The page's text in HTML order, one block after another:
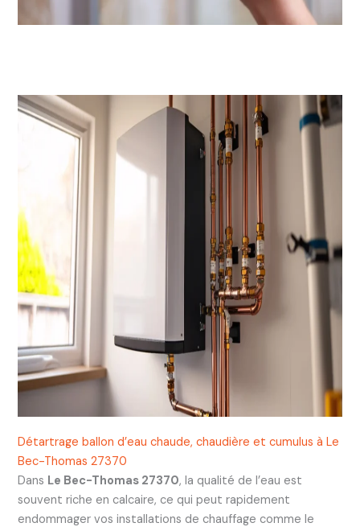
Détartrage ballon d’eau chaude, chaudière et cumulus à Le
Bec-Thomas 27370
Dans Le Bec-Thomas 27370, la qualité de l’eau est
souvent riche en calcaire, ce qui peut rapidement
endommager vos installations de chauffage comme le